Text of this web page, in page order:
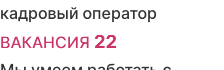
ккадровый оператор
ВАКАНСИЯ 22